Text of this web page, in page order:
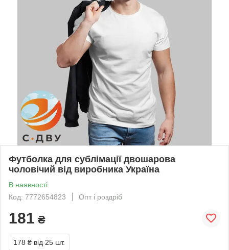
Футболка для сублімації двошарова
чоловічий від виробника Україна
В наявності
Код: 7772654823
Опт і роздріб
181 ₴
178 ₴ від 25 шт.